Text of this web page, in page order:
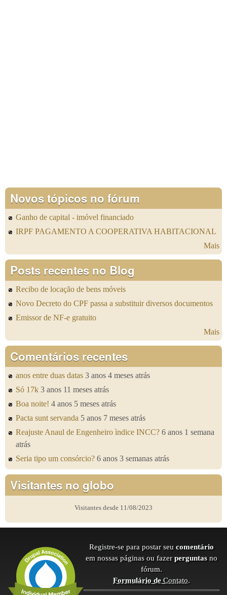
Novos tópicos no fórum
Ganho de capital - imóvel financiado
IRPF PAGAMENTO A COOPERATIVA HABITACIONAL
Mais
Posts recentes no Blog
Recibo de locação de bens móveis
Novo Decreto do CPF passa a substituir diversos documentos
Emissor de NF-e gratuito
Mais
Comentários recentes
anos entre duas datas 3 anos 4 meses atrás
Só 17k 3 anos 11 meses atrás
Boa noite! 4 anos 5 meses atrás
Pacta sunt servanda 5 anos 7 meses atrás
Reajuste Anaul de Engenheiro ìndice INCC? 6 anos 1 semana
atrás
Seria tipo um consórcio? 6 anos 3 semanas atrás
Visitantes no globo
Visitantes desde 11/08/2023
Registre-se para postar seu comentário
em nossas páginas ou fazer perguntas no
fórum.
Formulário deContato.